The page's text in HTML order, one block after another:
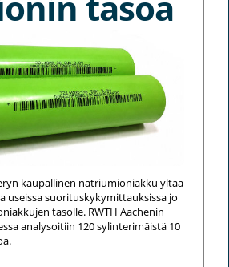
kaupallinen natriumioniakku yltää
useissa suorituskykymittauksissa jo
tasolle. RWTH Aachenin
analysoitiin 120 sylinterimäistä 10